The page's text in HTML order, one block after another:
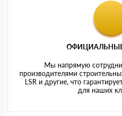
Мы напрямую
производителями
LSR и другие, что
для наших